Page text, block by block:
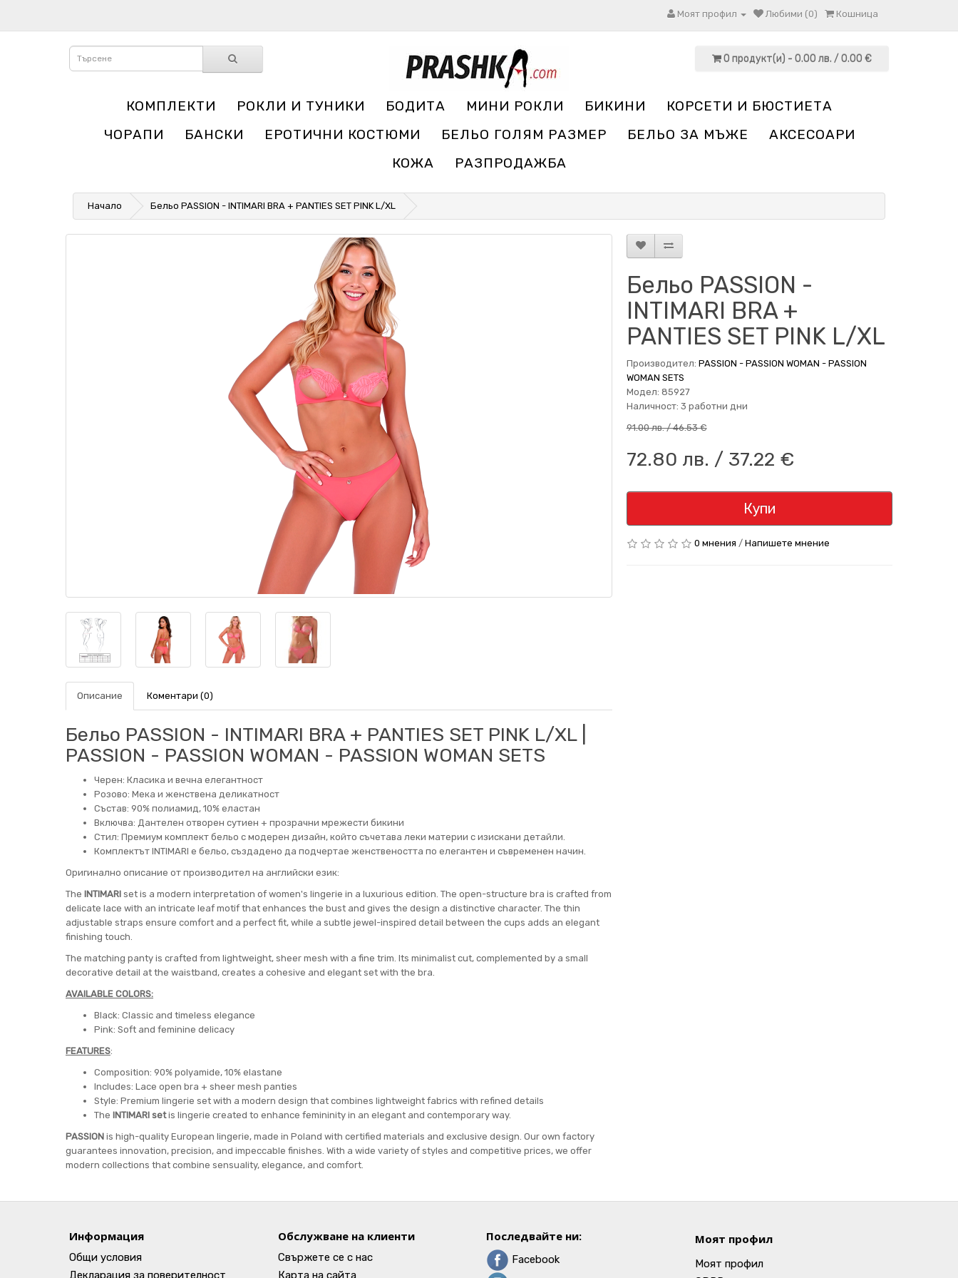
Моят профил Любими (0) Кошница
0 продукт(и) - 0.00 лв. / 0.00 €
КОМПЛЕКТИ РОКЛИ И ТУНИКИ БОДИТА МИНИ РОКЛИ БИКИНИ
КОРСЕТИ И БЮСТИЕТА
ЧОРАПИ
БАНСКИ ЕРОТИЧНИ КОСТЮМИ БЕЛЬО ГОЛЯМ РАЗМЕР БЕЛЬО ЗА МЪЖЕ
АКСЕСОАРИ
КОЖА
РАЗПРОДАЖБА
Начало Бельо PASSION - INTIMARI BRA + PANTIES SET PINK L/XL
Описание Коментари (0)
Бельо PASSION - INTIMARI BRA + PANTIES SET PINK L/XL |
PASSION - PASSION WOMAN - PASSION WOMAN SETS
Черен: Класика и вечна елегантност
Розово: Мека и женствена деликатност
Състав: 90% полиамид, 10% еластан
Включва: Дантелен отворен сутиен + прозрачни мрежести бикини
Стил: Премиум комплект бельо с модерен дизайн, който съчетава леки материи с изискани детайли.
Комплектът INTIMARI е бельо, създадено да подчертае женствеността по елегантен и съвременен начин.
Оригинално описание от производител на английски език:
The INTIMARI set is a modern interpretation of women's lingerie in a luxurious edition. The open-structure bra is crafted from
delicate lace with an intricate leaf motif that enhances the bust and gives the design a distinctive character. The thin
adjustable straps ensure comfort and a perfect fit, while a subtle jewel-inspired detail between the cups adds an elegant
finishing touch.
The matching panty is crafted from lightweight, sheer mesh with a fine trim. Its minimalist cut, complemented by a small
decorative detail at the waistband, creates a cohesive and elegant set with the bra.
AVAILABLE COLORS:
Black: Classic and timeless elegance
Pink: Soft and feminine delicacy
FEATURES:
Composition: 90% polyamide, 10% elastane
Includes: Lace open bra + sheer mesh panties
Style: Premium lingerie set with a modern design that combines lightweight fabrics with refined details
The INTIMARI setis lingerie created to enhance femininity in an elegant and contemporary way.
PASSION is high-quality European lingerie, made in Poland with certified materials and exclusive design. Our own factory
guarantees innovation, precision, and impeccable finishes. With a wide variety of styles and competitive prices, we offer
modern collections that combine sensuality, elegance, and comfort.
Бельо PASSION -
INTIMARI BRA +
PANTIES SET PINK L/XL
Производител: PASSION - PASSION WOMAN - PASSION
WOMAN SETS
Модел: 85927
Наличност: 3 работни дни
91.00 лв. / 46.53 €
72.80 лв. / 37.22 €
Купи
0 мнения / Напишете мнение
Информация
Общи условия
Декларация за поверителност
Обслужване на клиенти
Свържете се с нас
Карта на сайта
Последвайте ни:
Facebook
Моят профил
Моят профил